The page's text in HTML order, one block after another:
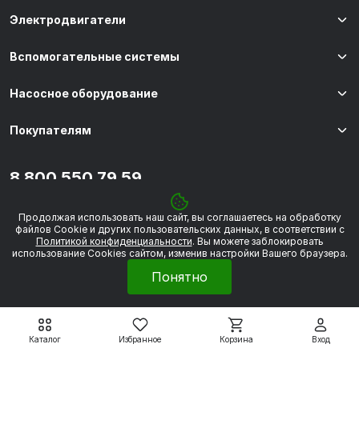
Каталог Избранное Корзина Вход
© 2026 «УЭСК-ТЕХНОЛОГИИ»
Электродвигатели
Вспомогательные системы
Насосное оборудование
Покупателям
8 800 550 79 59
Режим работы
г. Екатеринбург с 09:00 до 18:00
Продолжая использовать наш сайт, вы соглашаетесь на обработку
файлов Сookie и других пользовательских данных, в соответствии с
Политикой конфиденциальности. Вы можете заблокировать
использование Cookies сайтом, изменив настройки Вашего браузера.
Понятно